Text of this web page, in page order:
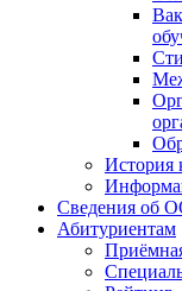
История
Сведения об
Абитуриентам